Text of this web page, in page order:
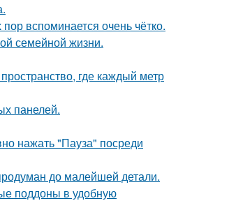
вспоминается очень чётко.
семейной жизни.
где каждый метр
панелей.
нажать "Пауза" посреди
до малейшей детали.
поддоны в удобную